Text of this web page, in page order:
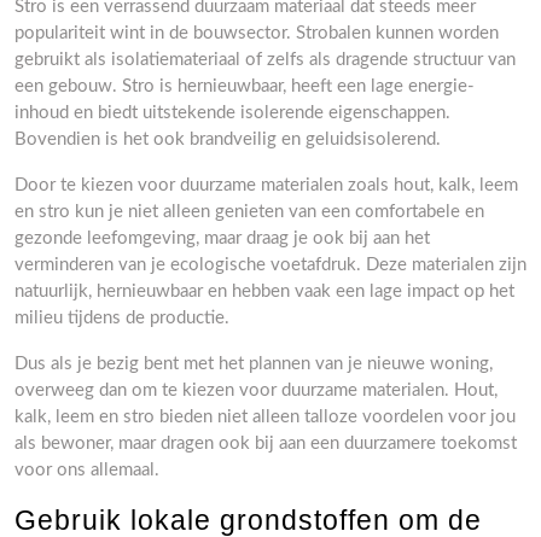
Stro is een verrassend duurzaam materiaal dat steeds meer
populariteit wint in de bouwsector. Strobalen kunnen worden
gebruikt als isolatiemateriaal of zelfs als dragende structuur van
een gebouw. Stro is hernieuwbaar, heeft een lage energie-
inhoud en biedt uitstekende isolerende eigenschappen.
Bovendien is het ook brandveilig en geluidsisolerend.
Door te kiezen voor duurzame materialen zoals hout, kalk, leem
en stro kun je niet alleen genieten van een comfortabele en
gezonde leefomgeving, maar draag je ook bij aan het
verminderen van je ecologische voetafdruk. Deze materialen zijn
natuurlijk, hernieuwbaar en hebben vaak een lage impact op het
milieu tijdens de productie.
Dus als je bezig bent met het plannen van je nieuwe woning,
overweeg dan om te kiezen voor duurzame materialen. Hout,
kalk, leem en stro bieden niet alleen talloze voordelen voor jou
als bewoner, maar dragen ook bij aan een duurzamere toekomst
voor ons allemaal.
Gebruik lokale grondstoffen om de